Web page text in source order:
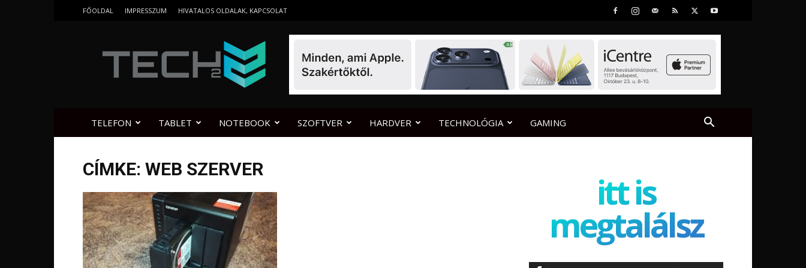
FŐOLDAL IMPRESSZUM HIVATALOS OLDALAK, KAPCSOLAT
TELEFON TABLET NOTEBOOK SZOFTVER HARDVER TECHNOLÓGIA GAMING
CÍMKE: WEB SZERVER
itt is
megtalálsz